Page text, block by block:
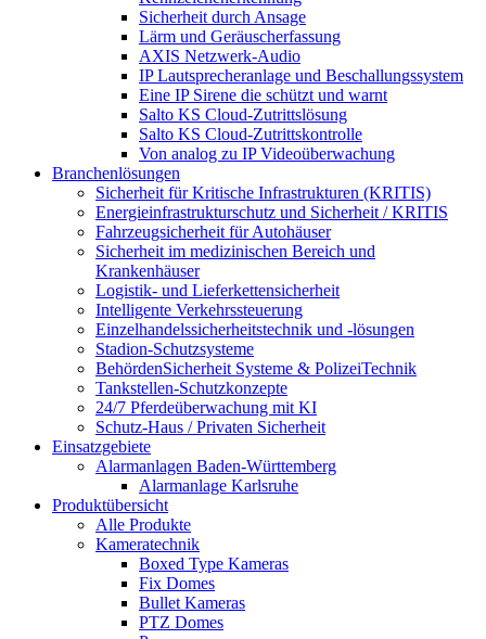
Sicherheit durch Ansage
Lärm und Geräuscherfassung
AXIS Netzwerk-Audio
IP Lautsprecheranlage und Beschallungssystem
Eine IP Sirene die schützt und warnt
Salto KS Cloud-Zutrittslösung
Salto KS Cloud-Zutrittskontrolle
Von analog zu IP Videoüberwachung
Branchenlösungen
Sicherheit für Kritische Infrastrukturen (KRITIS)
Energieinfrastrukturschutz und Sicherheit / KRITIS
Fahrzeugsicherheit für Autohäuser
Sicherheit im medizinischen Bereich und
Krankenhäuser
Logistik- und Lieferkettensicherheit
Intelligente Verkehrssteuerung
Einzelhandelssicherheitstechnik und -lösungen
Stadion-Schutzsysteme
BehördenSicherheit Systeme & PolizeiTechnik
Tankstellen-Schutzkonzepte​
24/7 Pferdeüberwachung mit KI
Schutz-Haus / Privaten Sicherheit
Einsatzgebiete
Alarmanlagen Baden-Württemberg
Alarmanlage Karlsruhe
Produktübersicht
Alle Produkte
Kameratechnik
Boxed Type Kameras
Fix Domes
Bullet Kameras
PTZ Domes